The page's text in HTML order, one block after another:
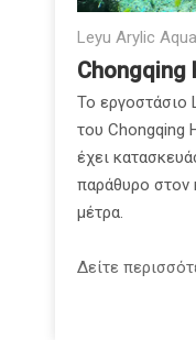
Leyu Arylic
Chongqing
Το εργοστάσιο
του Chongqing
έχει
παράθυρο στον
μέτρα.
Δείτε